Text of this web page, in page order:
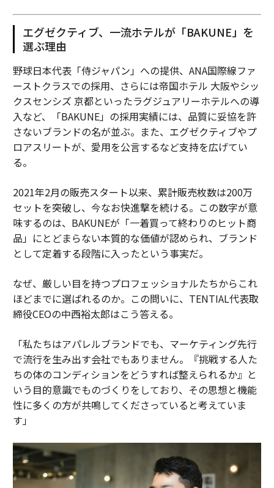
エグゼクティブ、一流ホテルが「BAKUNE」を
選ぶ理由
野球日本代表「侍ジャパン」への提供、ANA国際線ファ
ーストクラスでの採用、さらには帝国ホテル 大阪やシッ
クスセンシズ 京都といったラグジュアリーホテルへの導
入など、「BAKUNE」の採用実績には、品質に妥協を許
さないブランドの名が並ぶ。また、エグゼクティブやプ
ロアスリートが、愛用を公言するなど支持を広げてい
る。
2021年2月の販売スタート以来、累計販売枚数は200万
セットを突破し、今なお快進撃を続ける。この数字が意
味するのは、BAKUNEが「一着買って終わりのヒット商
品」にとどまらない本質的な価値が認められ、ブランド
として定着する段階に入ったという事実だ。
なぜ、厳しい目を持つプロフェッショナルたちからこれ
ほどまでに選ばれるのか。この問いに、TENTIAL代表取
締役CEOの中西裕太郎はこう答える。
「私たちはアパレルブランドでも、マーケティング先行
で流行を生み出す会社でもありません。『挑戦する人た
ちの体のコンディションをどうすれば整えられるか』と
いう目的意識でものづくりをしており、その思想と機能
性に多くの方が共鳴してくださっていると考えていま
す」